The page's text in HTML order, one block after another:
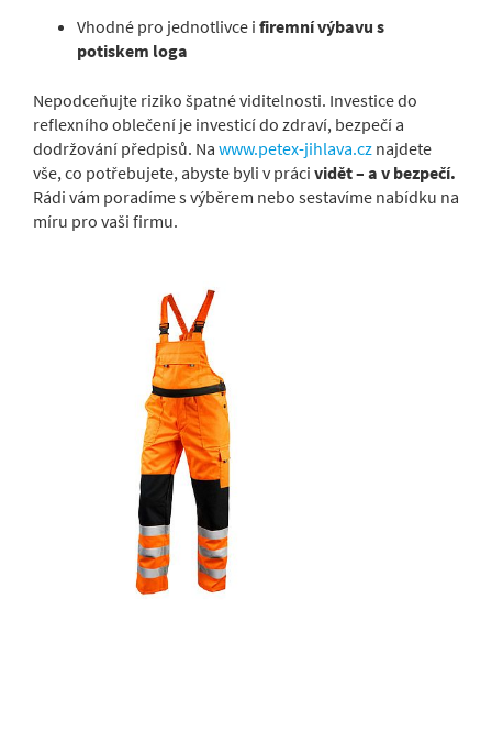
Vhodné pro jednotlivce i firemní výbavu s
potiskem loga
Nepodceňujte riziko špatné viditelnosti. Investice do
reflexního oblečení je investicí do zdraví, bezpečí a
dodržování předpisů. Na www.petex-jihlava.cz najdete
vše, co potřebujete, abyste byli v práci vidět – a v bezpečí.
Rádi vám poradíme s výběrem nebo sestavíme nabídku na
míru pro vaši firmu.